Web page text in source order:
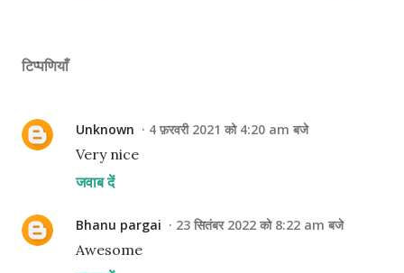
टिप्पणियाँ
Unknown 4 फ़रवरी 2021 को 4:20 am बजे
Very nice
जवाब दें
Bhanu pargai 23 सितंबर 2022 को 8:22 am बजे
Awesome